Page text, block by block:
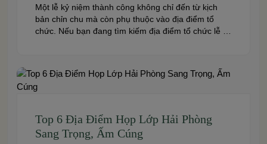
Một lễ kỷ niệm thành công không chỉ đến từ kịch
bản chỉn chu mà còn phụ thuộc vào địa điểm tổ
chức. Nếu bạn đang tìm kiếm địa điểm tổ chức lễ kỷ
Top 6 Địa Điểm Họp Lớp Hải Phòng
Sang Trọng, Ấm Cúng